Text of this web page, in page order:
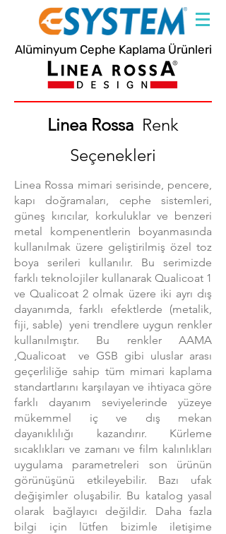
Alüminyum Cephe Kaplama Ürünleri
Linea Rossa Renk
Seçenekleri
Linea Rossa mimari serisinde, pencere,
kapı doğramaları, cephe sistemleri,
güneş kırıcılar, korkuluklar ve benzeri
metal kompenentlerin boyanmasında
kullanılmak üzere geliştirilmiş özel toz
boya serileri kullanılır. Bu serimizde
farklı teknolojiler kullanarak Qualicoat 1
ve Qualicoat 2 olmak üzere iki ayrı dış
dayanımda, farklı efektlerde (metalik,
fiji, sable) yeni trendlere uygun renkler
kullanılmıştır. Bu renkler AAMA
,Qualicoat ve GSB gibi uluslar arası
geçerliliğe sahip tüm mimari kaplama
standartlarını karşılayan ve ihtiyaca göre
farklı dayanım seviyelerinde yüzeye
mükemmel iç ve dış mekan
dayanıklılığı kazandırır. Kürleme
sıcaklıkları ve zamanı ve film kalınlıkları
uygulama parametreleri son ürünün
görünüşünü etkileyebilir. Bazı ufak
değişimler oluşabilir. Bu katalog yasal
olarak bağlayıcı değildir. Daha fazla
bilgi için lütfen bizimle iletişime